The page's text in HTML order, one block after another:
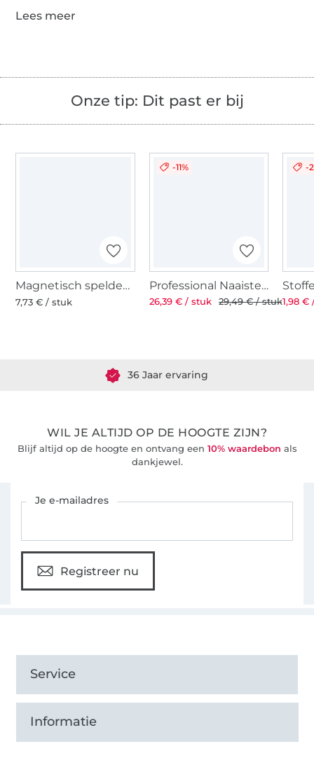
Onze tip: Dit past er bij
Magnetisch speldenkussen
7,73 € / stuk
-11%
Professional Naaistersschaar ST 8'' 21 cm
26,39 € / stuk 29,49 € / stuk
-
1,98 €
36 Jaar ervaring
WIL JE ALTIJD OP DE HOOGTE ZIJN?
Blijf altijd op de hoogte en ontvang een 10% waardebon als
dankjewel.
Je e-mailadres
Registreer nu
Service
Informatie